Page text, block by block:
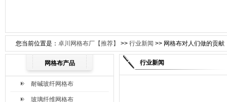
您当前位置是： 卓川网格布厂【推荐】 >> 行业新闻 >> 网格布对人们做的贡献
网格布产品
耐碱玻纤网格布
玻璃纤维网格布
行业新闻